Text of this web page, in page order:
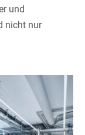
und
nicht nur